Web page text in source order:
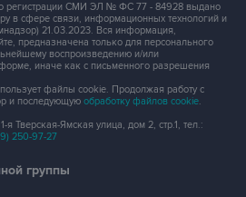
о регистрации СМИ ЭЛ № ФС 77 - 84928 выдано
в сфере связи, информационных технологий и
21.03.2023. Вся информация,
предназначена только для персонального
воспроизведению и/или
иначе как с письменного разрешения
файлы cookie. Продолжая работу с
и последующую обработку файлов cookie.
Тверская-Ямская улица, дом 2, стр.1, тел.:
250-97-27
группы